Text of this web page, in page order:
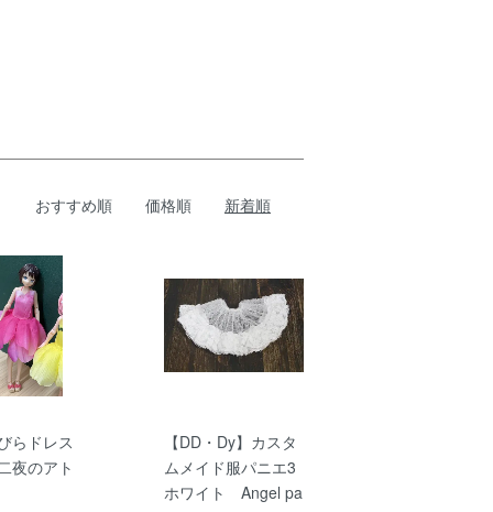
おすすめ順 価格順 新着順
らドレス
夜のアト
【DD・Dy】カスタ
ムメイド服パニエ3
ホワイト Angel pa